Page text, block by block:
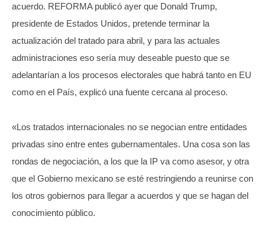
acuerdo. REFORMA publicó ayer que Donald Trump,
presidente de Estados Unidos, pretende terminar la
actualización del tratado para abril, y para las actuales
administraciones eso sería muy deseable puesto que se
adelantarían a los procesos electorales que habrá tanto en EU
como en el País, explicó una fuente cercana al proceso.
«Los tratados internacionales no se negocian entre entidades
privadas sino entre entes gubernamentales. Una cosa son las
rondas de negociación, a los que la IP va como asesor, y otra
que el Gobierno mexicano se esté restringiendo a reunirse con
los otros gobiernos para llegar a acuerdos y que se hagan del
conocimiento público.